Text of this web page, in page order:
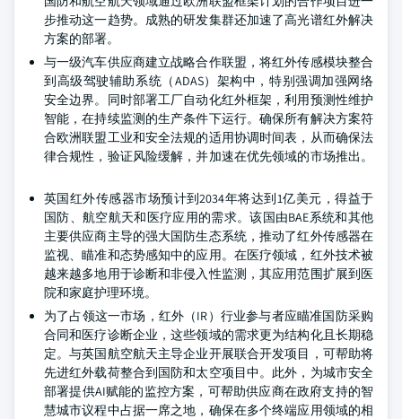
步推动这一趋势。成熟的研发集群还加速了高光谱红外解决
方案的部署。
与一级汽车供应商建立战略合作联盟，将红外传感模块整合
到高级驾驶辅助系统（ADAS）架构中，特别强调加强网络
安全边界。同时部署工厂自动化红外框架，利用预测性维护
智能，在持续监测的生产条件下运行。确保所有解决方案符
合欧洲联盟工业和安全法规的适用协调时间表，从而确保法
律合规性，验证风险缓解，并加速在优先领域的市场推出。
英国红外传感器市场预计到2034年将达到1亿美元，得益于
国防、航空航天和医疗应用的需求。该国由BAE系统和其他
主要供应商主导的强大国防生态系统，推动了红外传感器在
监视、瞄准和态势感知中的应用。在医疗领域，红外技术被
越来越多地用于诊断和非侵入性监测，其应用范围扩展到医
院和家庭护理环境。
为了占领这一市场，红外（IR）行业参与者应瞄准国防采购
合同和医疗诊断企业，这些领域的需求更为结构化且长期稳
定。与英国航空航天主导企业开展联合开发项目，可帮助将
先进红外载荷整合到国防和太空项目中。此外，为城市安全
部署提供AI赋能的监控方案，可帮助供应商在政府支持的智
慧城市议程中占据一席之地，确保在多个终端应用领域的相